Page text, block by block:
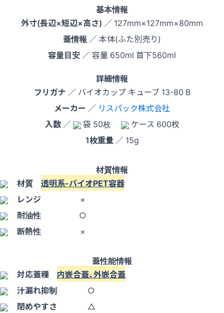
基本情報
外寸(長辺×短辺×高さ) ／ 127mm×127mm×80mm
蓋情報 ／ 本体(ふた別売り)
容量目安 ／ 容量 650ml 首下560ml
詳細情報
フリガナ ／ バイオカップ キューブ 13-80 B
メーカー ／ リスパック株式会社
入数／ 袋 50枚
ケース 600枚
1枚重量／ 15g
材質情報
材質 透明系-バイオPET容器
レンジ
×
耐油性
○
断熱性
×
蓋性能情報
対応蓋種 内嵌合蓋、外嵌合蓋
汁漏れ抑制
○
閉めやすさ
△